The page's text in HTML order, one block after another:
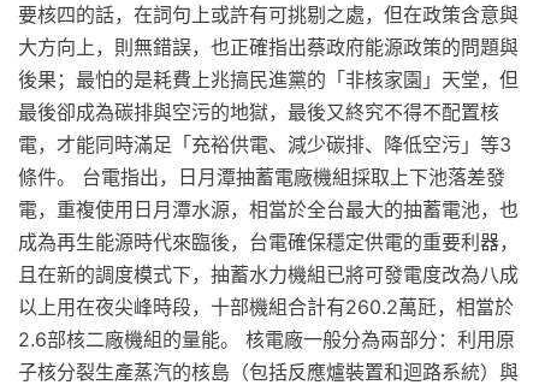
要核四的話，在詞句上或許有可挑剔之處，但在政策含意與
大方向上，則無錯誤，也正確指出蔡政府能源政策的問題與
後果；最怕的是耗費上兆搞民進黨的「非核家園」天堂，但
最後卻成為碳排與空污的地獄，最後又終究不得不配置核
電，才能同時滿足「充裕供電、減少碳排、降低空污」等3
條件。 台電指出，日月潭抽蓄電廠機組採取上下池落差發
電，重複使用日月潭水源，相當於全台最大的抽蓄電池，也
成為再生能源時代來臨後，台電確保穩定供電的重要利器，
且在新的調度模式下，抽蓄水力機組已將可發電度改為八成
以上用在夜尖峰時段，十部機組合計有260.2萬瓩，相當於
2.6部核二廠機組的量能。 核電廠一般分為兩部分：利用原
子核分裂生產蒸汽的核島（包括反應爐裝置和迴路系統）與